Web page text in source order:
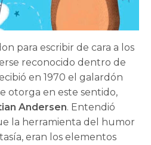
para escribir de cara a los
reconocido dentro de
en 1970 el galardón
otorga en este sentido,
Andersen. Entendió
la herramienta del humor
eran los elementos